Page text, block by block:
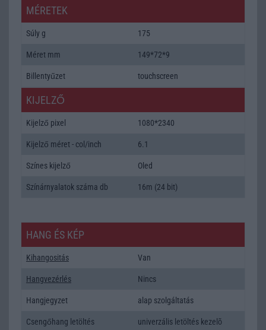
MÉRETEK
Súly g 175
Méret mm 149*72*9
Billentyűzet touchscreen
KIJELZŐ
Kijelző pixel 1080*2340
Kijelző méret - col/inch 6.1
Színes kijelző Oled
Színárnyalatok száma db 16m (24 bit)
HANG ÉS KÉP
Kihangositás Van
Hangvezérlés Nincs
Hangjegyzet alap szolgáltatás
Csengőhang letöltés univerzális letöltés kezelõ